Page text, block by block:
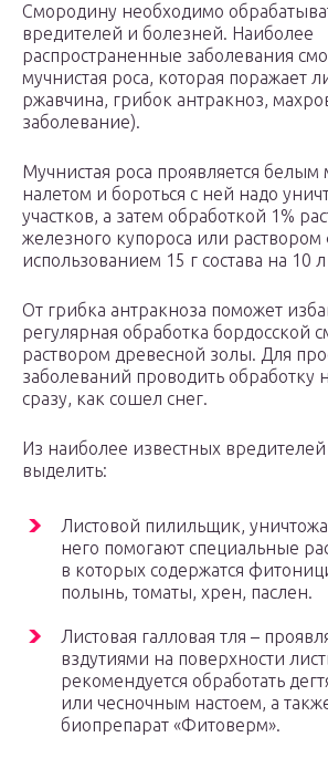
Смородину необходимо
вредителей и болезней. Наиболее
распространенные заболевания
мучнистая роса, которая поражает
ржавчина, грибок антракноз,
заболевание).
Мучнистая роса проявляется белым
налетом и бороться с ней надо
участков, а затем обработкой 1%
железного купороса или раствором
использованием 15 г состава на 10
От грибка антракноза поможет
регулярная обработка бордосской
раствором древесной золы. Для
заболеваний проводить обработку
сразу, как сошел снег.
Из наиболее известных
выделить:
Листовой пилильщик,
него помогают специальные
в которых содержатся
полынь, томаты, хрен, паслен.
Листовая галловая тля –
вздутиями на поверхности
рекомендуется обработать
или чесночным настоем, а
биопрепарат «Фитоверм».